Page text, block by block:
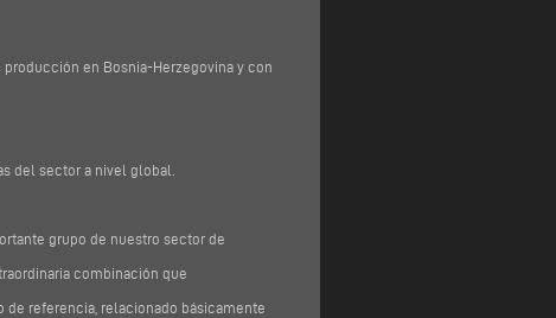
en Bosnia-Herzegovina y con
del sector a nivel global.
grupo de nuestro sector de
combinación que
de referencia, relacionado básicamente